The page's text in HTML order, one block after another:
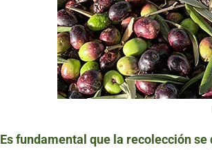
Es fundamental que la recolección